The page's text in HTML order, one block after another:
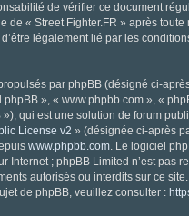
de vérifier ce document
de « Street Fighter.FR » après toute
légalement lié par les
par phpBB (désigné ci-
», « www.phpbb.com », «
qui est une solution de forum
License v2 » (désignée ci-après
www.phpbb.com. Le logiciel
Internet ; phpBB Limited n’est pas
autorisés ou interdits sur ce
de phpBB, veuillez consulter :